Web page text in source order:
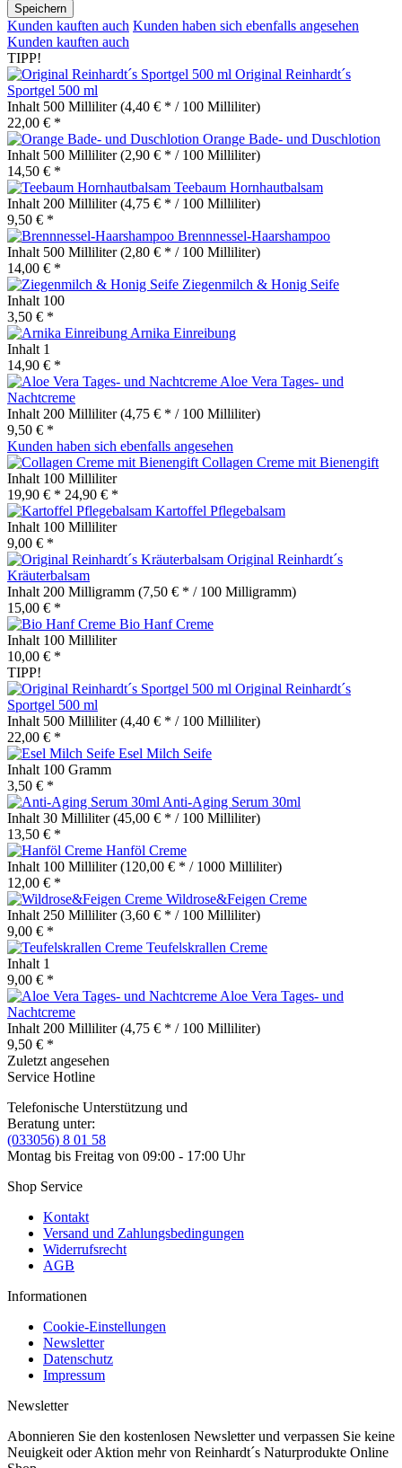
Speichern
Kunden kauften auch Kunden haben sich ebenfalls angesehen
Kunden kauften auch
TIPP!
Original Reinhardt´s
Sportgel 500 ml
Inhalt 500 Milliliter(4,40 € * / 100 Milliliter)
22,00 € *
Orange Bade- und Duschlotion
Inhalt 500 Milliliter(2,90 € * / 100 Milliliter)
14,50 € *
Teebaum Hornhautbalsam
Inhalt 200 Milliliter(4,75 € * / 100 Milliliter)
9,50 € *
Brennnessel-Haarshampoo
Inhalt 500 Milliliter(2,80 € * / 100 Milliliter)
14,00 € *
Ziegenmilch & Honig Seife
Inhalt 100
3,50 € *
Arnika Einreibung
Inhalt 1
14,90 € *
Aloe Vera Tages- und
Nachtcreme
Inhalt 200 Milliliter(4,75 € * / 100 Milliliter)
9,50 € *
Kunden haben sich ebenfalls angesehen
Collagen Creme mit Bienengift
Inhalt 100 Milliliter
19,90 € * 24,90 € *
Kartoffel Pflegebalsam
Inhalt 100 Milliliter
9,00 € *
Original Reinhardt´s
Kräuterbalsam
Inhalt 200 Milligramm (7,50 € * / 100 Milligramm)
15,00 € *
Bio Hanf Creme
Inhalt 100 Milliliter
10,00 € *
TIPP!
Original Reinhardt´s
Sportgel 500 ml
Inhalt 500 Milliliter(4,40 € * / 100 Milliliter)
22,00 € *
Esel Milch Seife
Inhalt 100 Gramm
3,50 € *
Anti-Aging Serum 30ml
Inhalt 30 Milliliter(45,00 € * / 100 Milliliter)
13,50 € *
Hanföl Creme
Inhalt 100 Milliliter(120,00 € * / 1000 Milliliter)
12,00 € *
Wildrose&Feigen Creme
Inhalt 250 Milliliter(3,60 € * / 100 Milliliter)
9,00 € *
Teufelskrallen Creme
Inhalt 1
9,00 € *
Aloe Vera Tages- und
Nachtcreme
Inhalt 200 Milliliter(4,75 € * / 100 Milliliter)
9,50 € *
Zuletzt angesehen
Service Hotline
Telefonische Unterstützung und
Beratung unter:
(033056) 8 01 58
Montag bis Freitag von 09:00 - 17:00 Uhr
Shop Service
Kontakt
Versand und Zahlungsbedingungen
Widerrufsrecht
AGB
Informationen
Cookie-Einstellungen
Newsletter
Datenschutz
Impressum
Newsletter
Abonnieren Sie den kostenlosen Newsletter und verpassen Sie keine
Neuigkeit oder Aktion mehr von Reinhardt´s Naturprodukte Online